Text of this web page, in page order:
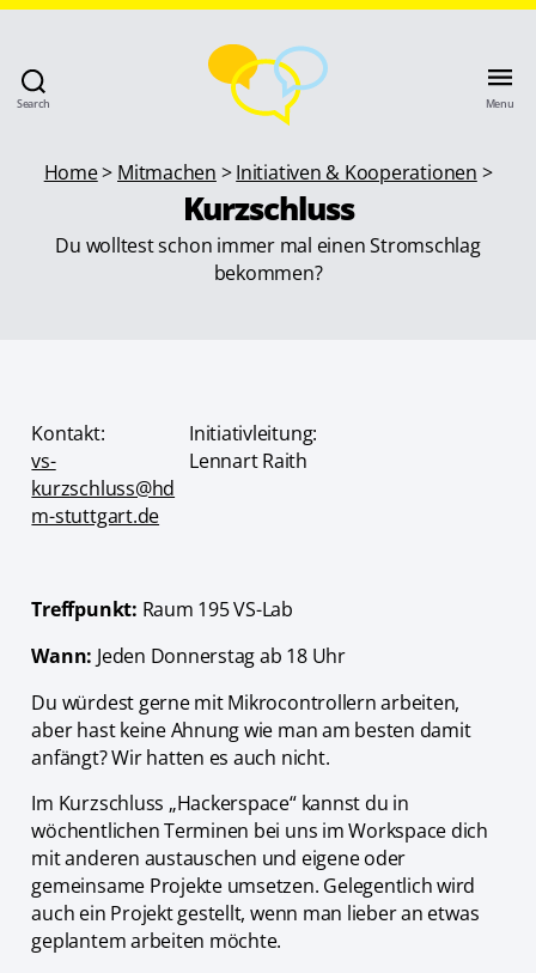
Search Menu
Home> Mitmachen >Initiativen & Kooperationen >
Kurzschluss
Du wolltest schon immer mal einen Stromschlag
bekommen?
Kontakt:
vs-
kurzschluss@hd
m-stuttgart.de
Initiativleitung:
Lennart Raith
Treffpunkt: Raum 195 VS-Lab
Wann: Jeden Donnerstag ab 18 Uhr
Du würdest gerne mit Mikrocontrollern arbeiten,
aber hast keine Ahnung wie man am besten damit
anfängt? Wir hatten es auch nicht.
Im Kurzschluss „Hackerspace“ kannst du in
wöchentlichen Terminen bei uns im Workspace dich
mit anderen austauschen und eigene oder
gemeinsame Projekte umsetzen. Gelegentlich wird
auch ein Projekt gestellt, wenn man lieber an etwas
geplantem arbeiten möchte.